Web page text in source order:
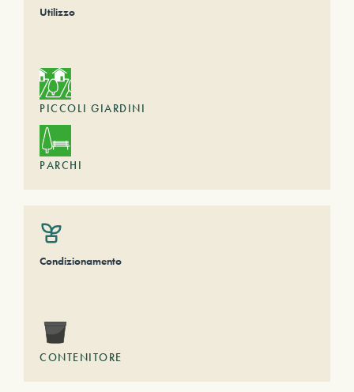
Utilizzo
PICCOLI GIARDINI
PARCHI
Condizionamento
CONTENITORE